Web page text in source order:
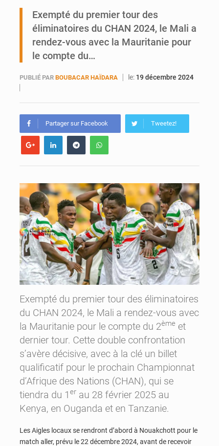
Emploi des jeunes au Mali : des compétences encore difficiles à valoriser
Exempté du premier tour des
éliminatoires du CHAN 2024, le Mali a
rendez-vous avec la Mauritanie pour
le compte du…
PUBLIÉ PAR BOUBACAR HAÏDARA le: 19 décembre 2024
Partager sur Facebook Tweetez!
Exempté du premier tour des éliminatoires
du CHAN 2024, le Mali a rendez-vous avec
la Mauritanie pour le compte du 2ème et
dernier tour. Cette double confrontation
s’avère décisive, avec à la clé un billet
qualificatif pour le prochain Championnat
d’Afrique des Nations (CHAN), qui se
tiendra du 1 er au 28 février 2025 au
Kenya, en Ouganda et en Tanzanie.
Les Aigles locaux se rendront d’abord à Nouakchott pour le
match aller, prévu le 22 décembre 2024, avant de recevoir